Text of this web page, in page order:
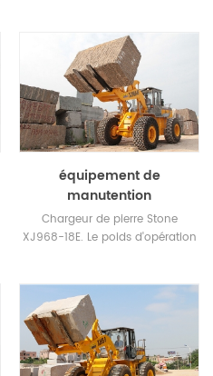
équipement de
manutention
Chargeur de pierre Stone
XJ968-18E. Le poids d'opération